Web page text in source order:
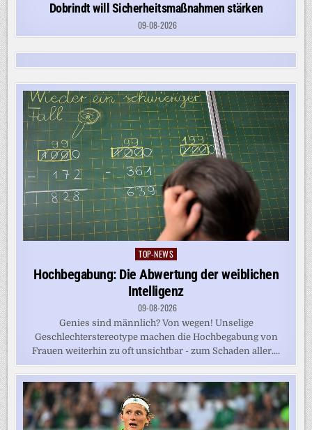
Dobrindt will Sicherheitsmaßnahmen stärken
09-08-2026
Posted
in
TOP-NEWS
Hochbegabung: Die Abwertung der weiblichen
Intelligenz
09-08-2026
Genies sind männlich? Von wegen! Unselige
Geschlechterstereotype machen die Hochbegabung von
Frauen weiterhin zu oft unsichtbar - zum Schaden aller....